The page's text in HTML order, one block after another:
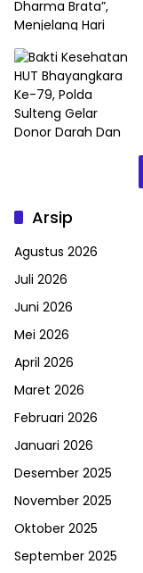
Arsip
Agustus 2026
Juli 2026
Juni 2026
Mei 2026
April 2026
Maret 2026
Februari 2026
Januari 2026
Desember 2025
November 2025
Oktober 2025
September 2025